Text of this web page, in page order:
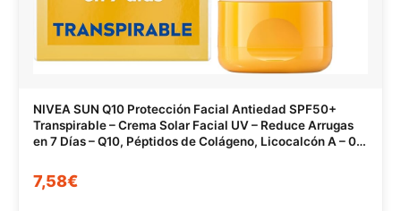
NIVEA SUN Q10 Protección Facial Antiedad SPF50+
Transpirable – Crema Solar Facial UV – Reduce Arrugas
en 7 Días – Q10, Péptidos de Colágeno, Licocalcón A – 0%
7,58€